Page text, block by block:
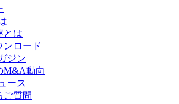
とは
ンロード
ジン
M&A動向
ース
ご質問